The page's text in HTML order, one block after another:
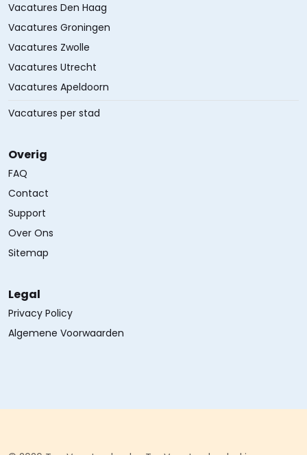
Vacatures Den Haag
Vacatures Groningen
Vacatures Zwolle
Vacatures Utrecht
Vacatures Apeldoorn
Vacatures per stad
Overig
FAQ
Contact
Support
Over Ons
Sitemap
Legal
Privacy Policy
Algemene Voorwaarden